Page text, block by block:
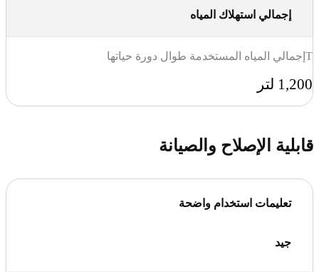
إجمالي استهلاك المياه
Tإجمالي المياه المستخدمة طوال دورة حياتها
1,200 لتر
قابلية الإصلاح والصيانة
تعليمات استخدام واضحة
جيد